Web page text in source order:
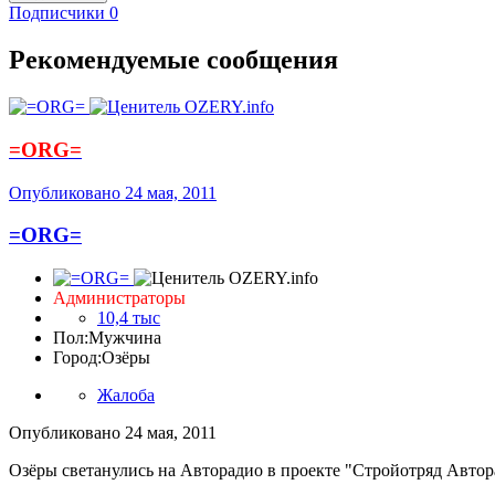
Подписчики 0
Рекомендуемые сообщения
=ORG=
Опубликовано 24 мая, 2011
=ORG=
Администраторы
10,4 тыс
Пол:Мужчина
Город:Озёры
Жалоба
Опубликовано 24 мая, 2011
Озёры светанулись на Авторадио в проекте "Стройотряд